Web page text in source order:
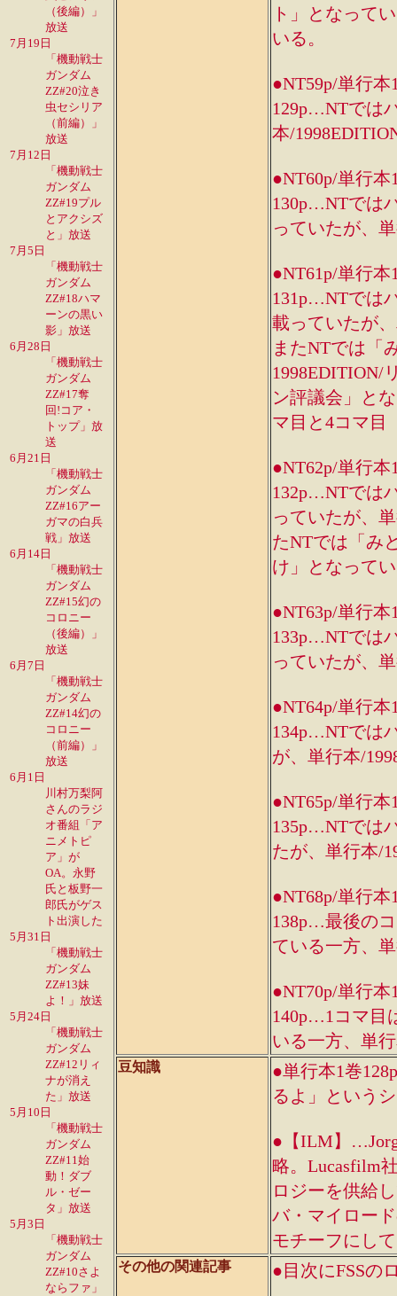
（後編）」
放送
7月19日
「機動戦士
ガンダム
ZZ#20泣き
虫セシリア
（前編）」
放送
7月12日
「機動戦士
ガンダム
ZZ#19プル
とアクシズ
と」放送
7月5日
「機動戦士
ガンダム
ZZ#18ハマ
ーンの黒い
影」放送
6月28日
「機動戦士
ガンダム
ZZ#17奪
回!コア・
トップ」放
送
6月21日
「機動戦士
ガンダム
ZZ#16アー
ガマの白兵
戦」放送
6月14日
「機動戦士
ガンダム
ZZ#15幻の
コロニー
（後編）」
放送
6月7日
「機動戦士
ガンダム
ZZ#14幻の
コロニー
（前編）」
放送
6月1日
川村万梨阿
さんのラジ
オ番組「ア
ニメトピ
ア」が
OA。永野
氏と板野一
郎氏がゲス
ト出演した
5月31日
「機動戦士
ガンダム
ZZ#13妹
よ！」放送
5月24日
「機動戦士
ガンダム
ZZ#12リィ
ナが消え
た」放送
5月10日
「機動戦士
ガンダム
ZZ#11始
動！ダブ
ル・ゼー
タ」放送
5月3日
「機動戦士
ガンダム
ZZ#10さよ
ならファ」
ト」となって
いる。
●NT59p/単行本
129p…NTでは
本/
●NT60p/単行本
130p…NTでは
っていたが、
●NT61p/単行本
131p…NTでは
載っていたが
またNTでは「
1998EDITION/
ン評議会」と
マ目と4コマ目
●NT62p/単行本
132p…NTでは
っていたが、
たNTでは「み
け」となって
●NT63p/単行本
133p…NTでは
っていたが、
●NT64p/単行本
134p…NTでは
が、単行本/
●NT65p/単行本
135p…NTでは
たが、単行本/
●NT68p/単行本
138p…最後の
ている一方、
●NT70p/単行本
140p…1コマ目
いる一方、単
豆知識
●単行本1巻
るよ」という
●【ILM】
略。Lucasfilm
ロジーを供給
バ・マイロー
モチーフにし
その他の関連記事 ●目次にFSSの